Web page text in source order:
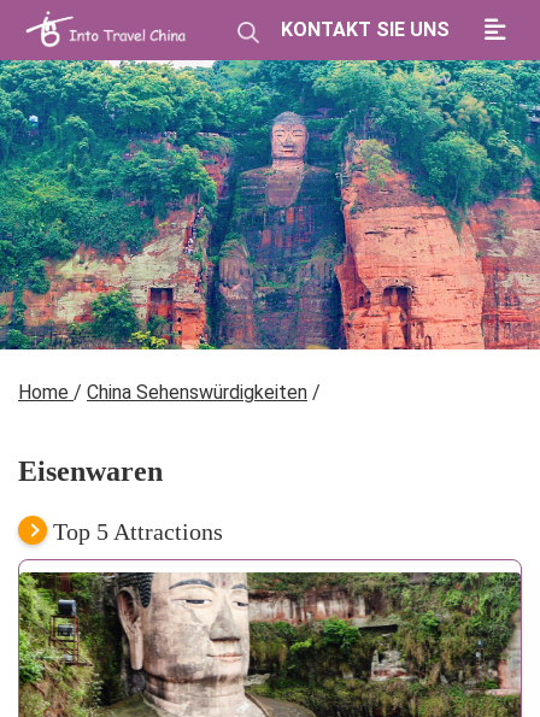
KONTAKT SIE UNS
Home / China Sehenswürdigkeiten /
Eisenwaren
Top 5 Attractions